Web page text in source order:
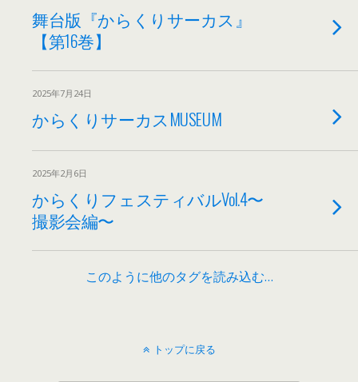
舞台版『からくりサーカス』
【第16巻】
2025年7月24日
からくりサーカスMUSEUM
2025年2月6日
からくりフェスティバルVol.4〜
撮影会編〜
このように他のタグを読み込む…
トップに戻る